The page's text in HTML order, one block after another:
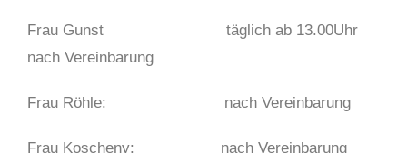
Frau Gunst täglich ab 13.00Uhr
nach Vereinbarung
Frau Röhle: nach Vereinbarung
Frau Koscheny: nach Vereinbarung